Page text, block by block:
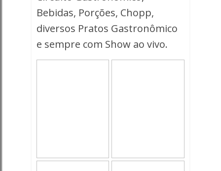
Bebidas, Porções, Chopp,
diversos Pratos Gastronômico
e sempre com Show ao vivo.